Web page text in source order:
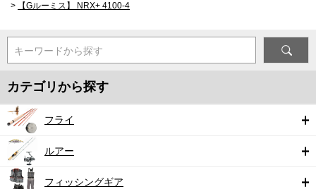
>
【Gルーミス】 NRX+ 4100-4
キーワードから探す
カテゴリから探す
フライ
ルアー
フィッシングギア